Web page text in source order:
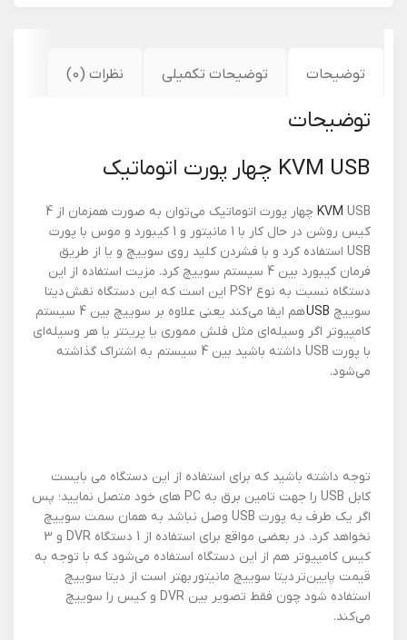
توضیحات توضیحات تکمیلی نظرات (0)
توضیحات
KVM USB چهار پورت اتوماتیک
KVM
USB چهار پورت اتوماتیک می‌توان به‌ صورت همزمان از 4
کیس روشن در حال کار با 1 مانیتور و 1 کیبورد و موس با پورت
USB استفاده کرد و با فشردن کلید روی سوییچ و یا از طریق
فرمان کیبورد بین 4 سیستم سوییچ کرد. مزیت استفاده از این
دستگاه نسبت به نوع PS2 این است که این دستگاه نقش دیتا
سوییچ USB
هم ایفا می‌کند یعنی علاوه بر سوییچ بین 4 سیستم
کامپیوتر اگر وسیله‌ای مثل فلش مموری یا پرینتر یا هر وسیله‌ای
با پورت USB داشته باشید بین 4 سیستم به اشتراک گذاشته
می‌شود.
توجه داشته باشید که برای استفاده از این دستگاه می بایست
کابل USB را جهت تامین برق به PC های خود متصل نمایید؛ پس
اگر یک‌ طرف به پورت USB وصل نباشد به همان سمت سوییچ
نخواهد کرد. در بعضی مواقع برای استفاده از 1 دستگاه DVR و 3
کیس کامپیوتر هم از این دستگاه استفاده می‌شود که با توجه به
قیمت پایین‌تر دیتا سوییچ مانیتور بهتر است از دیتا سوییچ
استفاده شود چون فقط تصویر بین DVR و کیس را سوییچ
می‌کند.